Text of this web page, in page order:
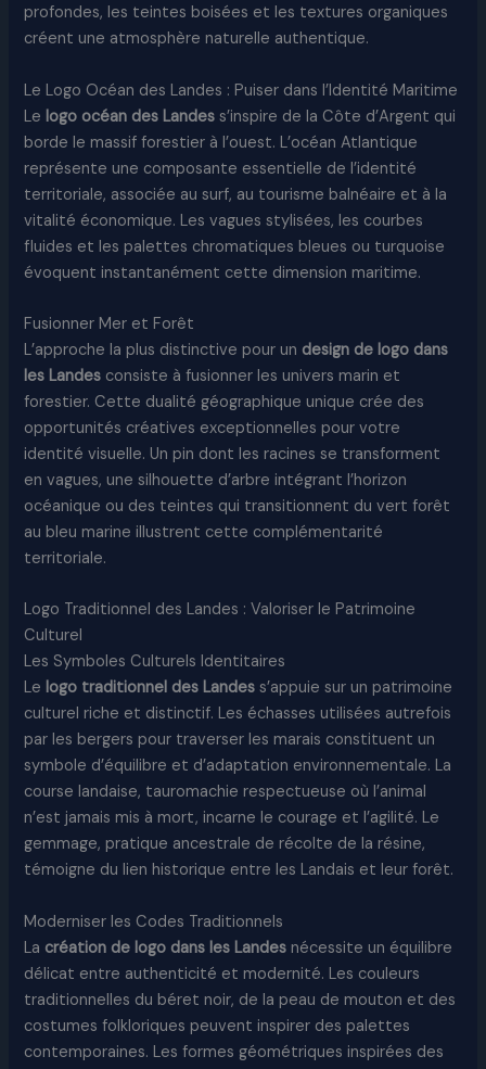
profondes, les teintes boisées et les textures organiques
créent une atmosphère naturelle authentique.
Le Logo Océan des Landes : Puiser dans l’Identité Maritime
Le logo océan des Landes s’inspire de la Côte d’Argent qui
borde le massif forestier à l’ouest. L’océan Atlantique
représente une composante essentielle de l’identité
territoriale, associée au surf, au tourisme balnéaire et à la
vitalité économique. Les vagues stylisées, les courbes
fluides et les palettes chromatiques bleues ou turquoise
évoquent instantanément cette dimension maritime.
Fusionner Mer et Forêt
L’approche la plus distinctive pour un design de logo dans
les Landes consiste à fusionner les univers marin et
forestier. Cette dualité géographique unique crée des
opportunités créatives exceptionnelles pour votre
identité visuelle. Un pin dont les racines se transforment
en vagues, une silhouette d’arbre intégrant l’horizon
océanique ou des teintes qui transitionnent du vert forêt
au bleu marine illustrent cette complémentarité
territoriale.
Logo Traditionnel des Landes : Valoriser le Patrimoine
Culturel
Les Symboles Culturels Identitaires
Lelogo traditionnel des Landes s’appuie sur un patrimoine
culturel riche et distinctif. Les échasses utilisées autrefois
par les bergers pour traverser les marais constituent un
symbole d’équilibre et d’adaptation environnementale. La
course landaise, tauromachie respectueuse où l’animal
n’est jamais mis à mort, incarne le courage et l’agilité. Le
gemmage, pratique ancestrale de récolte de la résine,
témoigne du lien historique entre les Landais et leur forêt.
Moderniser les Codes Traditionnels
La création de logo dans les Landes nécessite un équilibre
délicat entre authenticité et modernité. Les couleurs
traditionnelles du béret noir, de la peau de mouton et des
costumes folkloriques peuvent inspirer des palettes
contemporaines. Les formes géométriques inspirées des